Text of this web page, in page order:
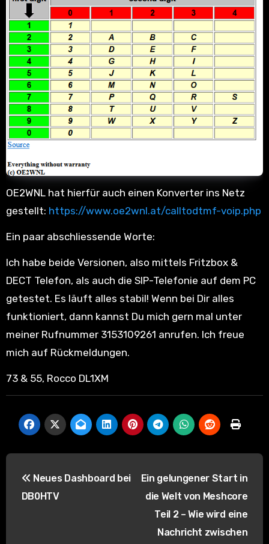
OE2WNL hat hierfür auch einen Konverter ins Netz
gestellt: https://www.oe2wnl.at/calltodtmf-voip.php
Ein paar abschliessende Worte:
Ich habe beide Versionen, also mittels Fritzbox &
DECT Telefon, als auch die SIP-Telefonie auf dem PC
getestet. Es läuft alles stabil! Wenn bei Dir alles
funktioniert, dann kannst Du mich gern mal unter
meiner Rufnummer 3153109261 anrufen. Ich freue
mich auf Rückmeldungen.
73 & 55, Rocco DL1XM
Neues Dashboard bei
DB0HTV
Ein gelungener Start in
die Welt von Meshcore
Teil 2 – Wie wird eine
Nachricht zwischen